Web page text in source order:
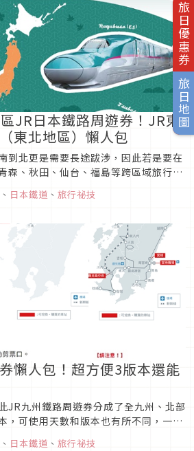
旅日優惠券
旅日地圖
JR日本鐵路周遊券！JR東
東北地區）懶人包
到北更是需要長途跋涉，因此若是要在
森、秋田、仙台、福島等跨區域旅行的
通開支與規劃難度，現在就來一起來看
、 日本鐵道 、 旅行祕技
懶人包！超方便3版本還能
JR九州鐵路周遊券分成了全九州、北部
，可使用天數和版本也有所不同，一起
、 日本鐵道 、 旅行祕技